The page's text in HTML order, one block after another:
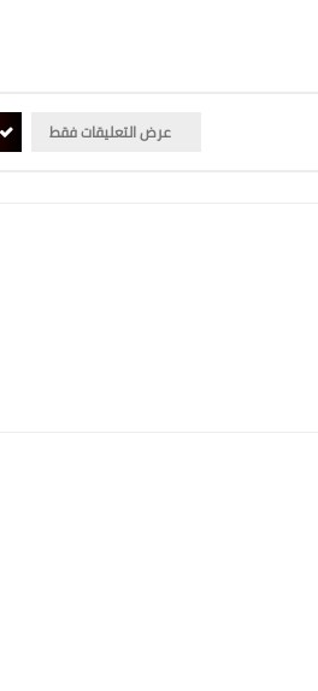
عرض التعليقات فقط